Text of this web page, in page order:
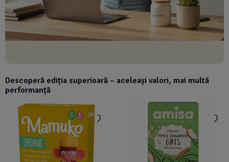
Descoperă ediția superioară – aceleași valori, mai multă
performanță